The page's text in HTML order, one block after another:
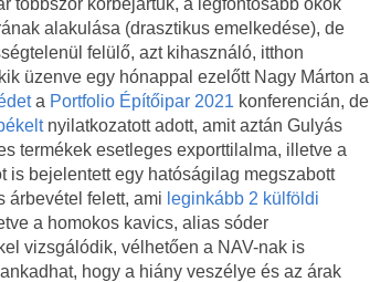
többször körbejártuk, a legfontosabb okok
alakulása (drasztikus emelkedése), de
felülő, azt kihasználó, itthon
üzenve egy hónappal ezelőtt Nagy Márton a
a Portfolio Építőipar 2021 konferencián, de
nyilatkozatott adott, amit aztán Gulyás
termékek esetleges exporttilalma, illetve a
is bejelentett egy hatóságilag megszabott
árbevétel felett, ami leginkább 2 külföldi
a homokos kavics, alias sóder
vizsgálódik, vélhetően a NAV-nak is
hogy a hiány veszélye és az árak